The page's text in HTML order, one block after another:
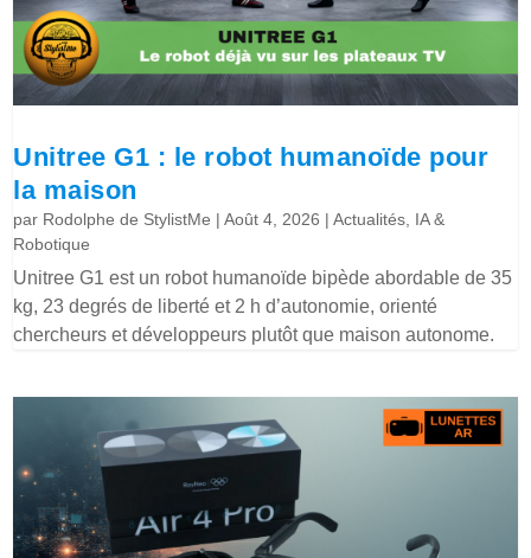
Unitree G1 : le robot humanoïde pour
la maison
par Rodolphe de StylistMe |Août 4, 2026 |Actualités, IA &
Robotique
Unitree G1 est un robot humanoïde bipède abordable de 35
kg, 23 degrés de liberté et 2 h d’autonomie, orienté
chercheurs et développeurs plutôt que maison autonome.